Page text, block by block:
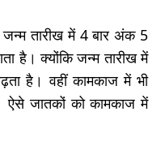
तारीख में 4 बार अंक 5
है। क्योंकि जन्म तारीख में
है। वहीं कामकाज में भी
ऐसे जातकों को कामकाज में